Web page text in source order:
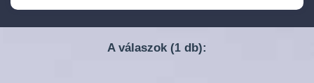
A válaszok (1 db):